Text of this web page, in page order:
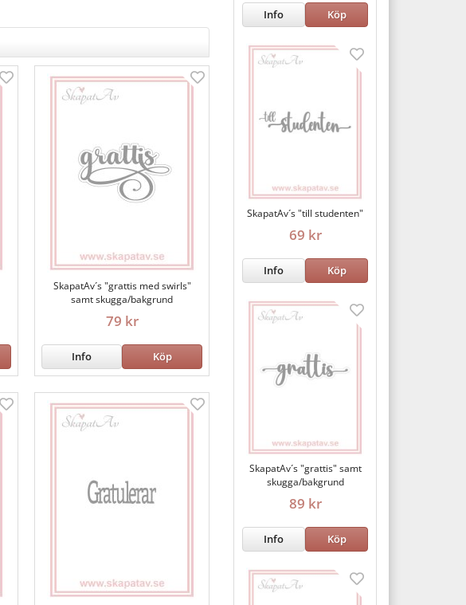
Info Köp
SkapatAv´s "till studenten"
69 kr
Info Köp
SkapatAv´s "grattis" samt
skugga/bakgrund
89 kr
Info Köp
SkapatAv´s "grattis med swirls"
samt skugga/bakgrund
79 kr
Info Köp